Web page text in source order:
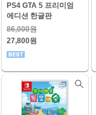
PS4 GTA 5 프리미엄
에디션 한글판
86,000원
27,800원